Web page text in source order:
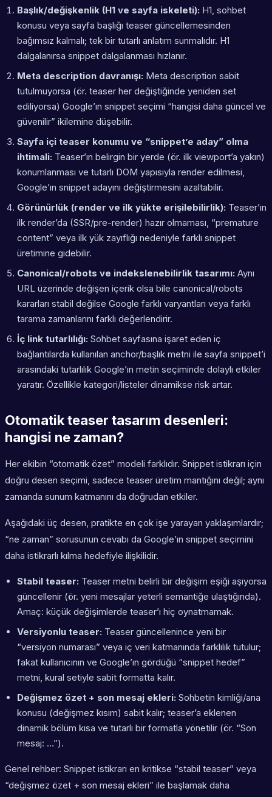
Başlık/değişkenlik (H1 ve sayfa iskeleti): H1, sohbet
konusu veya sayfa başlığı teaser güncellemesinden
bağımsız kalmalı; tek bir tutarlı anlatım sunmalıdır. H1
dalgalanırsa snippet dalgalanması hızlanır.
Meta description davranışı: Meta description sabit
tutulmuyorsa (ör. teaser her değiştiğinde yeniden set
ediliyorsa) Google’ın snippet seçimi “hangisi daha güncel ve
güvenilir” ikilemine düşebilir.
Sayfa içi teaser konumu ve “snippet’e aday” olma
ihtimali: Teaser’ın belirgin bir yerde (ör. ilk viewport’a yakın)
konumlanması ve tutarlı DOM yapısıyla render edilmesi,
Google’ın snippet adayını değiştirmesini azaltabilir.
Görünürlük (render ve ilk yükte erişilebilirlik): Teaser’ın
ilk render’da (SSR/pre-render) hazır olmaması, “premature
content” veya ilk yük zayıflığı nedeniyle farklı snippet
üretimine gidebilir.
Canonical/robots ve indekslenebilirlik tasarımı: Aynı
URL üzerinde değişen içerik olsa bile canonical/robots
kararları stabil değilse Google farklı varyantları veya farklı
tarama zamanlarını farklı değerlendirir.
İç link tutarlılığı: Sohbet sayfasına işaret eden iç
bağlantılarda kullanılan anchor/başlık metni ile sayfa snippet’i
arasındaki tutarlılık Google’ın metin seçiminde dolaylı etkiler
yaratır. Özellikle kategori/listeler dinamikse risk artar.
Otomatik teaser tasarım desenleri:
hangisi ne zaman?
Her ekibin “otomatik özet” modeli farklıdır. Snippet istikrarı için
doğru desen seçimi, sadece teaser üretim mantığını değil; aynı
zamanda sunum katmanını da doğrudan etkiler.
Aşağıdaki üç desen, pratikte en çok işe yarayan yaklaşımlardır;
“ne zaman” sorusunun cevabı da Google’ın snippet seçimini
daha istikrarlı kılma hedefiyle ilişkilidir.
Stabil teaser: Teaser metni belirli bir değişim eşiği aşıyorsa
güncellenir (ör. yeni mesajlar yeterli semantiğe ulaştığında).
Amaç: küçük değişimlerde teaser’ı hiç oynatmamak.
Versiyonlu teaser: Teaser güncellenince yeni bir
“versiyon numarası” veya iç veri katmanında farklılık tutulur;
fakat kullanıcının ve Google’ın gördüğü “snippet hedef”
metni, kural setiyle sabit formatta kalır.
Değişmez özet + son mesaj ekleri: Sohbetin kimliği/ana
konusu (değişmez kısım) sabit kalır; teaser’a eklenen
dinamik bölüm kısa ve tutarlı bir formatla yönetilir (ör. “Son
mesaj: …”).
Genel rehber: Snippet istikrarı en kritikse “stabil teaser” veya
“değişmez özet + son mesaj ekleri” ile başlamak daha